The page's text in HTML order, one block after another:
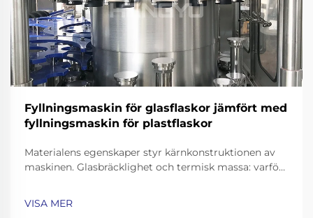
Fyllningsmaskin för glasflaskor jämfört med
fyllningsmaskin för plastflaskor
Materialens egenskaper styr kärnkonstruktionen av
maskinen. Glasbräcklighet och termisk massa: varför
chockdämpning och precisionsgrepp för flaskanäs.
VISA MER